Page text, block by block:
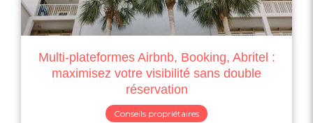
Multi-plateformes Airbnb, Booking, Abritel :
maximisez votre visibilité sans double
réservation
Conseils propriétaires